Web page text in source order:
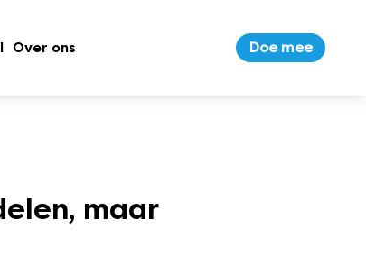
Over ons Doe mee
maar